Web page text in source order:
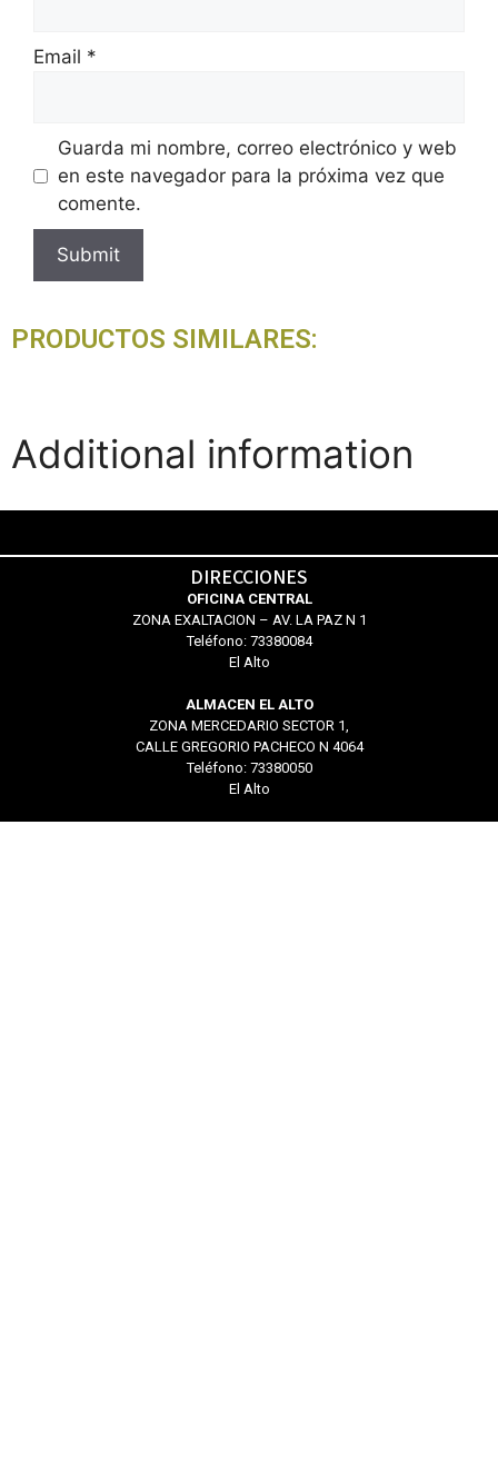
Email *
Guarda mi nombre, correo electrónico y web
en este navegador para la próxima vez que
comente.
PRODUCTOS SIMILARES:
Additional information
DIRECCIONES
OFICINA CENTRAL
ZONA EXALTACION – AV. LA PAZ N 1
Teléfono: 73380084
El Alto
ALMACEN EL ALTO
ZONA MERCEDARIO SECTOR 1,
CALLE GREGORIO PACHECO N 4064
Teléfono: 73380050
El Alto